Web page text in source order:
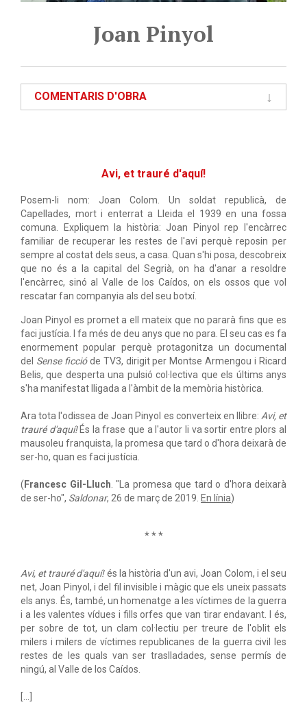
Joan Pinyol
COMENTARIS D'OBRA
Avi, et trauré d'aquí!
Posem-li nom: Joan Colom. Un soldat republicà, de
Capellades, mort i enterrat a Lleida el 1939 en una fossa
comuna. Expliquem la història: Joan Pinyol rep l'encàrrec
familiar de recuperar les restes de l'avi perquè reposin per
sempre al costat dels seus, a casa. Quan s'hi posa, descobreix
que no és a la capital del Segrià, on ha d'anar a resoldre
l'encàrrec, sinó al Valle de los Caídos, on els ossos que vol
rescatar fan companyia als del seu botxí.
Joan Pinyol es promet a ell mateix que no pararà fins que es
faci justícia. I fa més de deu anys que no para. El seu cas es fa
enormement popular perquè protagonitza un documental
del Sense ficcióde TV3, dirigit per Montse Armengou i Ricard
Belis, que desperta una pulsió col·lectiva que els últims anys
s'ha manifestat lligada a l'àmbit de la memòria històrica.
Ara tota l'odissea de Joan Pinyol es converteix en llibre: Avi, et
trauré d'aquí!És la frase que a l'autor li va sortir entre plors al
mausoleu franquista, la promesa que tard o d'hora deixarà de
ser-ho, quan es faci justícia.
( Francesc Gil-Lluch . "La promesa que tard o d'hora deixarà
de ser-ho", Saldonar, 26 de març de 2019. En línia)
* * *
Avi, et trauré d'aquí!és la història d'un avi, Joan Colom, i el seu
net, Joan Pinyol, i del fil invisible i màgic que els uneix passats
els anys. És, també, un homenatge a les víctimes de la guerra
i a les valentes vídues i fills orfes que van tirar endavant. I és,
per sobre de tot, un clam col·lectiu per treure de l'oblit els
milers i milers de víctimes republicanes de la guerra civil les
restes de les quals van ser traslladades, sense permís de
ningú, al Valle de los Caídos.